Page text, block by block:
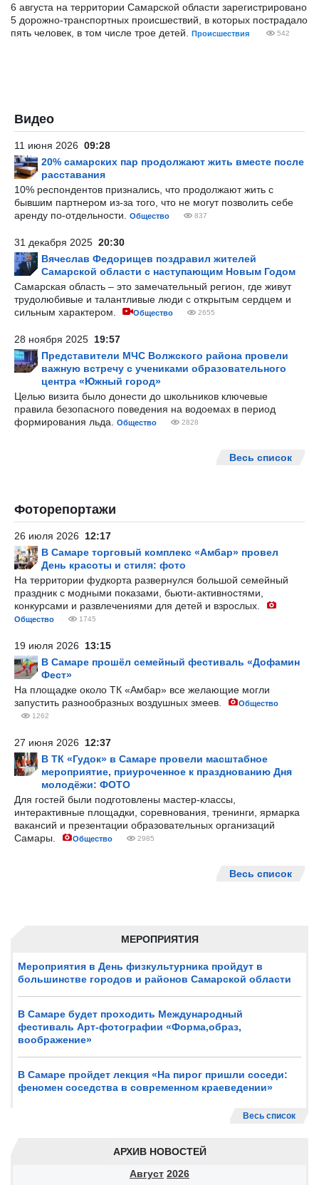
МЕРОПРИЯТИЯ
Мероприятия в День физкультурника пройдут в
большинстве городов и районов Самарской области
В Самаре будет проходить Международный
фестиваль Арт-фотографии «Форма,образ,
воображение»
В Самаре пройдет лекция «На пирог пришли соседи:
феномен соседства в современном краеведении»
Весь список
АРХИВ НОВОСТЕЙ
Август 2026
6 августа на территории Самарской области зарегистрировано
5 дорожно-транспортных происшествий, в которых пострадало
пять человек, в том числе трое детей.
Происшествия 542
Видео
11 июня 2026 09:28
20% самарских пар продолжают жить вместе после
расставания
10% респондентов признались, что продолжают жить с
бывшим партнером из-за того, что не могут позволить себе
аренду по-отдельности.
Общество 837
31 декабря 2025 20:30
Вячеслав Федорищев поздравил жителей
Самарской области с наступающим Новым Годом
Самарская область – это замечательный регион, где живут
трудолюбивые и талантливые люди с открытым сердцем и
сильным характером.
Общество 2655
28 ноября 2025 19:57
Представители МЧС Волжского района провели
важную встречу с учениками образовательного
центра «Южный город»
Целью визита было донести до школьников ключевые
правила безопасного поведения на водоемах в период
формирования льда.
Общество 2828
Весь список
Фоторепортажи
26 июля 2026 12:17
В Самаре торговый комплекс «Амбар» провел
День красоты и стиля: фото
На территории фудкорта развернулся большой семейный
праздник с модными показами, бьюти-активностями,
конкурсами и развлечениями для детей и взрослых.
Общество 1745
19 июля 2026 13:15
В Самаре прошёл семейный фестиваль «Дофамин
Фест»
На площадке около ТК «Амбар» все желающие могли
запустить разнообразных воздушных змеев.
Общество
1262
27 июня 2026 12:37
В ТК «Гудок» в Самаре провели масштабное
мероприятие, приуроченное к празднованию Дня
молодёжи: ФОТО
Для гостей были подготовлены мастер-классы,
интерактивные площадки, соревнования, тренинги, ярмарка
вакансий и презентации образовательных организаций
Самары.
Общество 2985
Весь список